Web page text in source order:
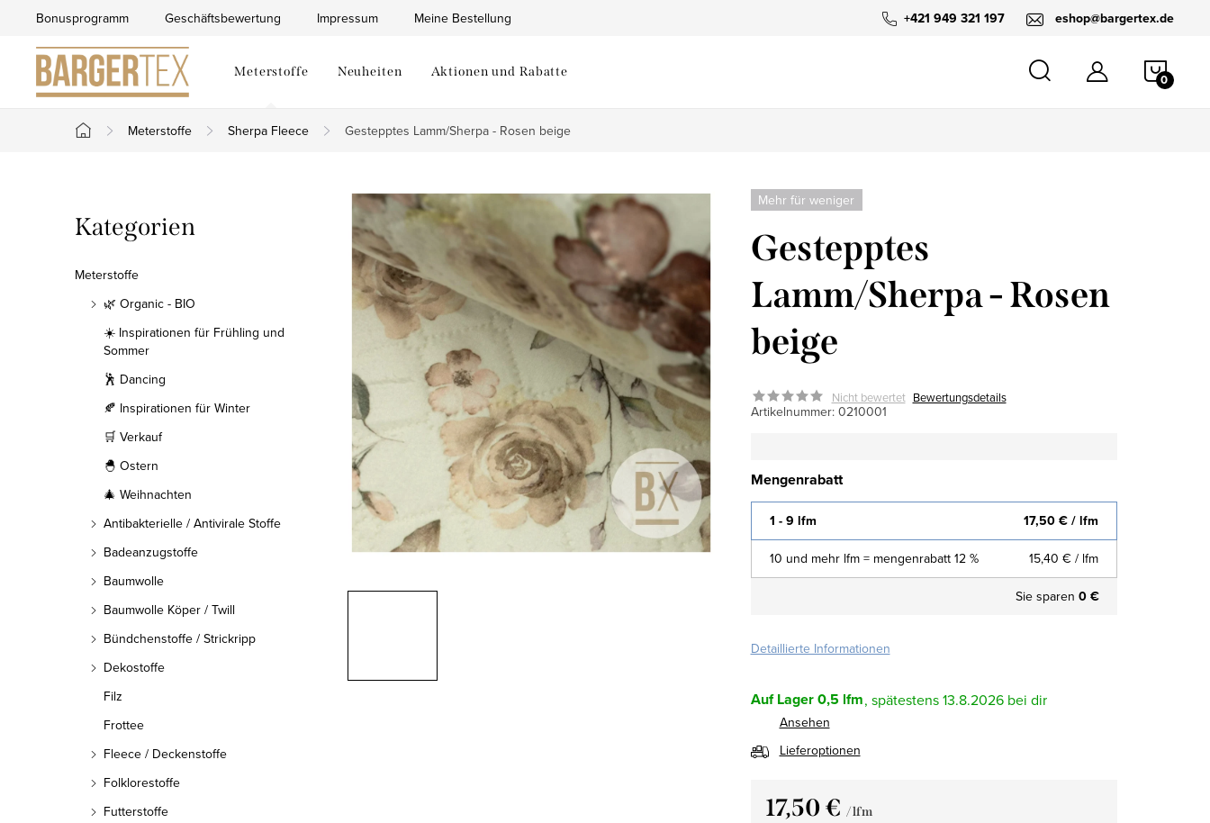
springen
+421 949 321 197 eshop@bargertex.de
Bonusprogramm Geschäftsbewertung Impressum Meine Bestellung
Meterstoffe Neuheiten Aktionen und Rabatte
Startseite
Meterstoffe Sherpa Fleece Gestepptes Lamm/Sherpa - Rosen beige
e
i
Kategorien
überspringen
Kategorien
Meterstoffe
🌿 Organic - BIO
☀️ Inspirationen für Frühling und
Sommer
🕺 Dancing
🍂 Inspirationen für Winter
🛒 Verkauf
🐣 Ostern
🎄 Weihnachten
Antibakterielle / Antivirale Stoffe
Badeanzugstoffe
Baumwolle
Baumwolle Köper / Twill
Bündchenstoffe / Strickripp
Dekostoffe
Filz
Frottee
Fleece / Deckenstoffe
Folklorestoffe
Futterstoffe
Mehr für weniger
Gestepptes
Lamm/Sherpa - Rosen
beige
Nicht bewertet Bewertungsdetails
Artikelnummer: 0210001
Mengenrabatt
1 - 9 lfm 17,50 € / lfm
10 und mehr lfm = mengenrabatt 12 % 15,40 € / lfm
Sie sparen 0 €
Detaillierte Informationen
Auf Lager0,5 lfm 13.8.2026
Ansehen
Lieferoptionen
17,50 € / lfm